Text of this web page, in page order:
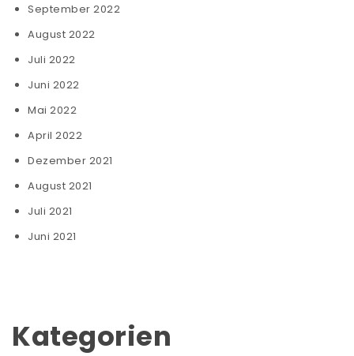
September 2022
August 2022
Juli 2022
Juni 2022
Mai 2022
April 2022
Dezember 2021
August 2021
Juli 2021
Juni 2021
Kategorien